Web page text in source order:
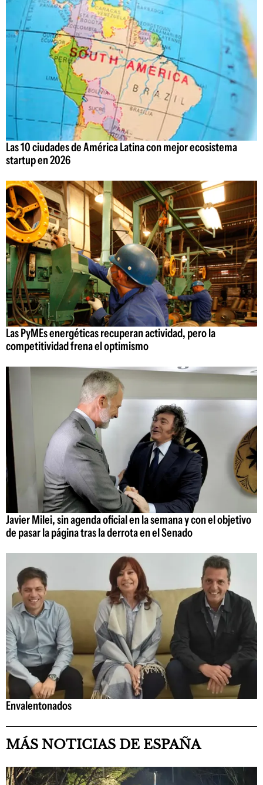
Las 10 ciudades de América Latina con mejor ecosistema
startup en 2026
Las PyMEs energéticas recuperan actividad, pero la
competitividad frena el optimismo
Javier Milei, sin agenda oficial en la semana y con el objetivo
de pasar la página tras la derrota en el Senado
Envalentonados
MÁS NOTICIAS DE ESPAÑA